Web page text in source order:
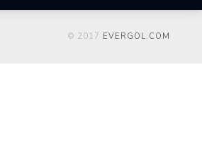
© 2017 EVERGOL.COM